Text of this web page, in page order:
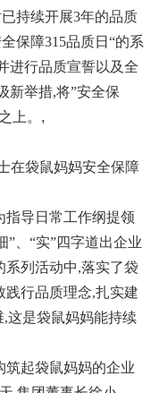
持续开展3年的品质
保障315品质日“的系
进行品质宣誓以及全
新举措,将”安全保
上。 ,
在袋鼠妈妈安全保障
指导日常工作纲提领
”、“实”四字道出企业
系列活动中,落实了袋
践行品质理念,扎实建
,这是袋鼠妈妈能持续
筑起袋鼠妈妈的企业